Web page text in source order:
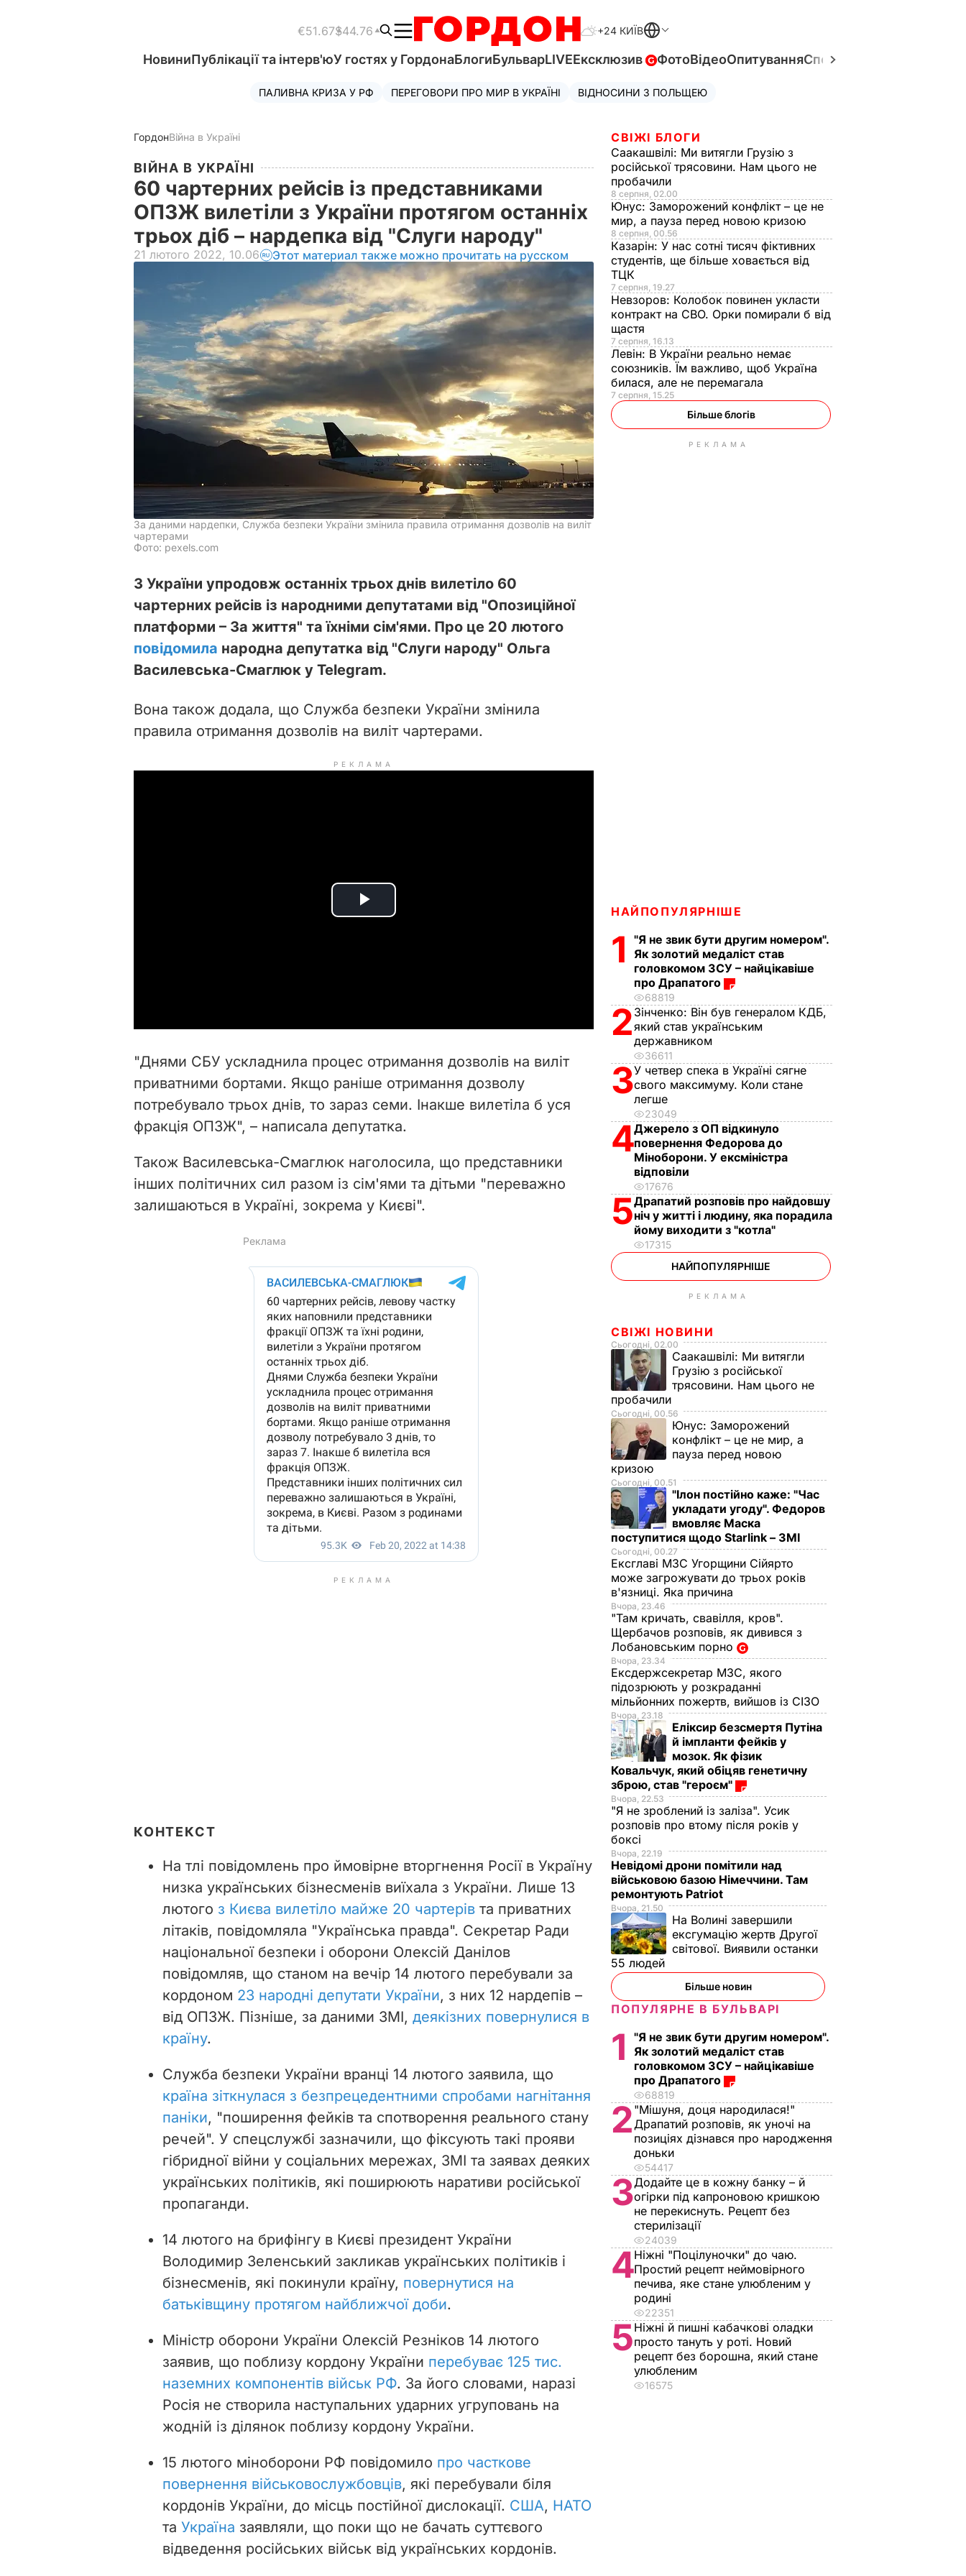
€51.67$44.76 +24 КИЇВ
НовиниПублікації та інтерв'юУ гостях у ГордонаБлогиБульварLIVEЕксклюзив ФотоВідеоОпитуванняСпецпроєкти
ПАЛИВНА КРИЗА У РФ ПЕРЕГОВОРИ ПРО МИР В УКРАЇНІ ВІДНОСИНИ З ПОЛЬЩЕЮ
ГордонВійна в Україні
ВІЙНА В УКРАЇНІ
60 чартерних рейсів із представниками
ОПЗЖ вилетіли з України протягом останніх
трьох діб – нардепка від "Слуги народу"
21 лютого 2022, 10.06 Этот материал также можно прочитать на русском
За даними нардепки, Служба безпеки України змінила правила отримання дозволів на виліт
чартерами
Фото: pexels.com
З України упродовж останніх трьох днів вилетіло 60
чартерних рейсів із народними депутатами від "Опозиційної
платформи – За життя" та їхніми сім'ями. Про це 20 лютого
повідомила народна депутатка від "Слуги народу" Ольга
Василевська-Смаглюк у Telegram.
Вона також додала, що Служба безпеки України змінила
правила отримання дозволів на виліт чартерами.
РЕКЛАМА
P
i
d
o
"Днями СБУ ускладнила процес отримання дозволів на виліт
приватними бортами. Якщо раніше отримання дозволу
потребувало трьох днів, то зараз семи. Інакше вилетіла б уся
фракція ОПЗЖ", – написала депутатка.
Також Василевська-Смаглюк наголосила, що представники
інших політичних сил разом із сім'ями та дітьми "переважно
залишаються в Україні, зокрема у Києві".
РЕКЛАМА
КОНТЕКСТ
На тлі повідомлень про ймовірне вторгнення Росії в Україну
низка українських бізнесменів виїхала з України. Лише 13
лютого з Києва вилетіло майже 20 чартерів та приватних
літаків, повідомляла "Українська правда". Секретар Ради
національної безпеки і оборони Олексій Данілов
повідомляв, що станом на вечір 14 лютого перебували за
кордоном 23 народні депутати України, з них 12 нардепів –
від ОПЗЖ. Пізніше, за даними ЗМІ, деякізних повернулися в
країну.
Служба безпеки України вранці 14 лютого заявила, що
країна зіткнулася з безпрецедентними спробами нагнітання
паніки, "поширення фейків та спотворення реального стану
речей". У спецслужбі зазначили, що фіксують такі прояви
гібридної війни у соціальних мережах, ЗМІ та заявах деяких
українських політиків, які поширюють наративи російської
пропаганди.
14 лютого на брифінгу в Києві президент України
Володимир Зеленський закликав українських політиків і
бізнесменів, які покинули країну, повернутися на
батьківщину протягом найближчої доби.
Міністр оборони України Олексій Резніков 14 лютого
заявив, що поблизу кордону України перебуває 125 тис.
наземних компонентів військ РФ. За його словами, наразі
Росія не створила наступальних ударних угруповань на
жодній із ділянок поблизу кордону України.
15 лютого міноборони РФ повідомило про часткове
повернення військовослужбовців, які перебували біля
кордонів України, до місць постійної дислокації. США, НАТО
та Україна заявляли, що поки що не бачать суттєвого
відведення російських військ від українських кордонів.
СВІЖІ БЛОГИ
Саакашвілі: Ми витягли Грузію з
російської трясовини. Нам цього не
пробачили
8 серпня, 02.00
Юнус: Заморожений конфлікт – це не
мир, а пауза перед новою кризою
8 серпня, 00.56
Казарін: У нас сотні тисяч фіктивних
студентів, ще більше ховається від
ТЦК
7 серпня, 19.27
Невзоров: Колобок повинен укласти
контракт на СВО. Орки помирали б від
щастя
7 серпня, 16.13
Левін: В України реально немає
союзників. Їм важливо, щоб Україна
билася, але не перемагала
7 серпня, 15.25
Більше блогів
РЕКЛАМА
НАЙПОПУЛЯРНІШЕ
1
"Я не звик бути другим номером".
Як золотий медаліст став
головкомом ЗСУ – найцікавіше
про Драпатого
68819
2 Зінченко: Він був генералом КДБ,
який став українським
державником
36611
3У четвер спека в Україні сягне
свого максимуму. Коли стане
легше
23049
4Джерело з ОП відкинуло
повернення Федорова до
Міноборони. У ексміністра
відповіли
17676
5Драпатий розповів про найдовшу
ніч у житті і людину, яка порадила
йому виходити з "котла"
17315
НАЙПОПУЛЯРНІШЕ
РЕКЛАМА
СВІЖІ НОВИНИ
Сьогодні, 02.00
Саакашвілі: Ми витягли
Грузію з російської
трясовини. Нам цього не
пробачили
Сьогодні, 00.56
Юнус: Заморожений
конфлікт – це не мир, а
пауза перед новою
кризою
Сьогодні, 00.51
"Ілон постійно каже: "Час
укладати угоду". Федоров
вмовляє Маска
поступитися щодо Starlink – ЗМІ
Сьогодні, 00.27
Ексглаві МЗС Угорщини Сійярто
може загрожувати до трьох років
в'язниці. Яка причина
Вчора, 23.46
"Там кричать, свавілля, кров".
Щербачов розповів, як дивився з
Лобановським порно
Вчора, 23.34
Ексдержсекретар МЗС, якого
підозрюють у розкраданні
мільйонних пожертв, вийшов із СІЗО
Вчора, 23.18
Еліксир безсмертя Путіна
й імпланти фейків у
мозок. Як фізик
Ковальчук, який обіцяв генетичну
зброю, став "героєм"
Вчора, 22.53
"Я не зроблений із заліза". Усик
розповів про втому після років у
боксі
Вчора, 22.19
Невідомі дрони помітили над
військовою базою Німеччини. Там
ремонтують Patriot
Вчора, 21.50
На Волині завершили
ексгумацію жертв Другої
світової. Виявили останки
55 людей
Більше новин
ПОПУЛЯРНЕ В БУЛЬВАРІ
1
"Я не звик бути другим номером".
Як золотий медаліст став
головкомом ЗСУ – найцікавіше
про Драпатого
68819
2 "Мішуня, доця народилася!"
Драпатий розповів, як уночі на
позиціях дізнався про народження
доньки
54417
3Додайте це в кожну банку – й
огірки під капроновою кришкою
не перекиснуть. Рецепт без
стерилізації
24039
4Ніжні "Поцілуночки" до чаю.
Простий рецепт неймовірного
печива, яке стане улюбленим у
родині
22351
5Ніжні й пишні кабачкові оладки
просто тануть у роті. Новий
рецепт без борошна, який стане
улюбленим
16575